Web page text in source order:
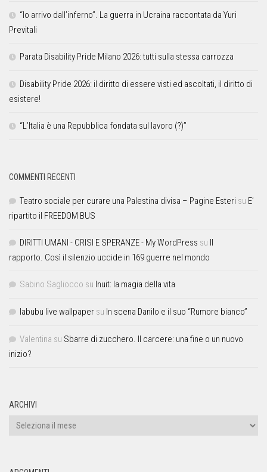
“Io arrivo dall’inferno”. La guerra in Ucraina raccontata da Yuri
Previtali
Parata Disability Pride Milano 2026: tutti sulla stessa carrozza
Disability Pride 2026: il diritto di essere visti ed ascoltati, il diritto di
esistere!
“L’Italia è una Repubblica fondata sul lavoro (?)”
COMMENTI RECENTI
Teatro sociale per curare una Palestina divisa – Pagine Esteri su E’
ripartito il FREEDOM BUS
DIRITTI UMANI - CRISI E SPERANZE - My WordPress su
rapporto. Così il silenzio uccide in 169 guerre nel mondo
Sabino Sagliocco su Inuit: la magia della vita
labubu live wallpaper su In scena Danilo e il suo “Rumore bianco”
Valentina su Sbarre di zucchero. Il carcere: una fine o un nuovo
inizio?
ARCHIVI